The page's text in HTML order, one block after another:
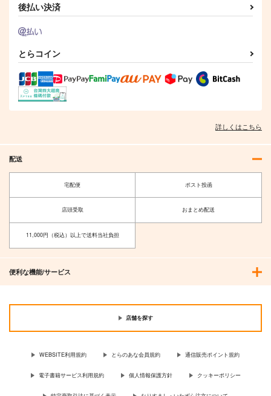
サンプル
作品詳細
ちまでゅあるさま
ー！！
エヌエーリミックス
円（税込）
サンプル
1,572円（税込）
オールキャラ
サンプル
Lun Lun Roo
専売
カート
転光石を全力投球
472 （税込）
東京放課後サモナーズ
主４
オールキャラ
後払い決済
とらコイン
詳しくはこちら
配送
宅配便 ポスト投函
店頭受取 おまとめ配送
11,000円（税込）以上で送料当社負担
便利な機能/サービス
店舗を探す
WEBSITE利用規約 とらのあな会員規約 通信販売ポイント規約
電子書籍サービス利用規約 個人情報保護方針 クッキーポリシー